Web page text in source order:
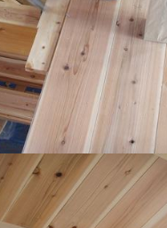
オンラインショップ
お問い合わせ